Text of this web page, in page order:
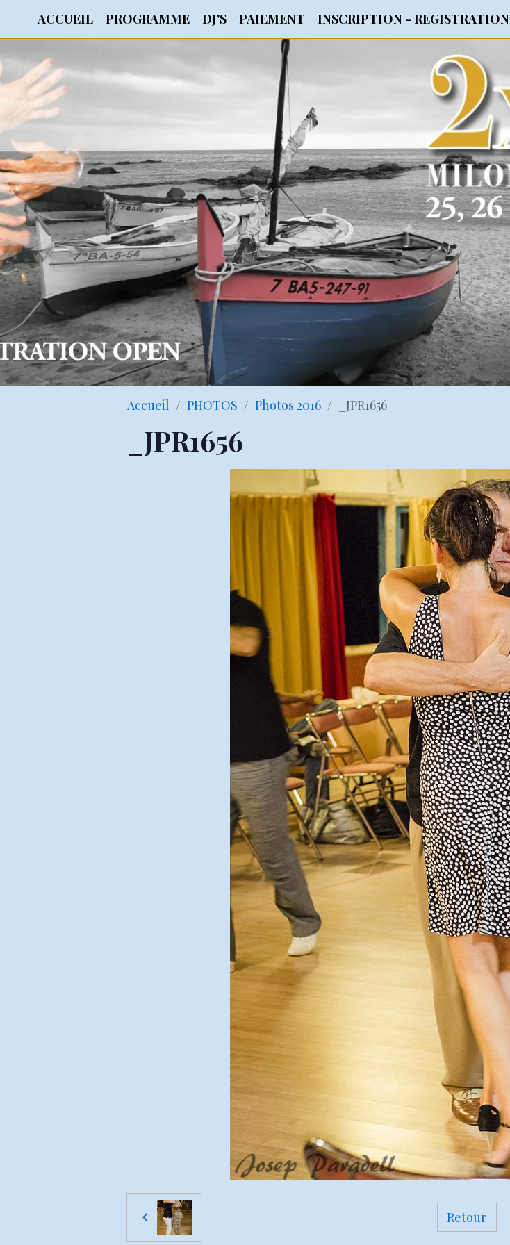
ACCUEIL PROGRAMME DJ'S PAIEMENT INSCRIPTION - REGISTRATION
Accueil PHOTOS Photos 2016 _JPR1656
_JPR1656
Retour